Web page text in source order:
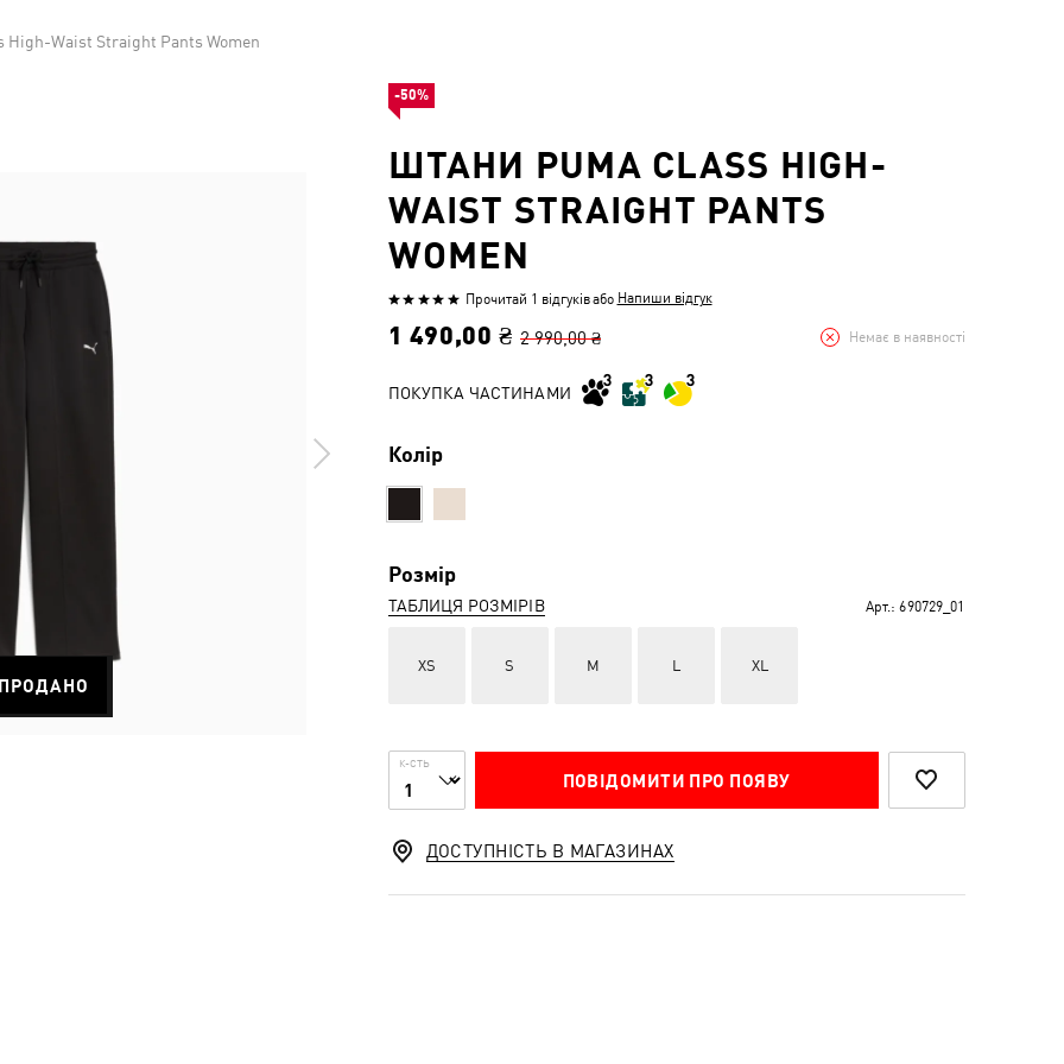
High-Waist Straight Pants Women
ШТАНИ PUMA CLASS HIGH-
WAIST STRAIGHT PANTS
WOMEN
Оцінено
з
Прочитай 1 відгуківабо Напиши відгук
1 490,00 ₴ 2 990,00 ₴ Немає в наявності
ПОКУПКА ЧАСТИНАМИ
Колір
Розмір
ТАБЛИЦЯ РОЗМІРІВ Арт.: 690729_01
XS S M L XL
К-СТЬ
ПОВІДОМИТИ ПРО ПОЯВУ
-50%
ДОСТУПНІСТЬ В МАГАЗИНАХ